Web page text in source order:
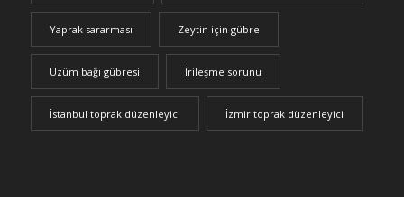
Yaprak sararması Zeytin için gübre
Üzüm bağı gübresi İrileşme sorunu
İstanbul toprak düzenleyici İzmir toprak düzenleyici